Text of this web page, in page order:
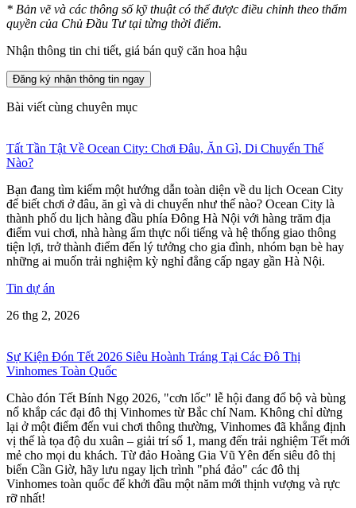
* Bản vẽ và các thông số kỹ thuật có thể được điều chỉnh theo thẩm
quyền của Chủ Đầu Tư tại từng thời điểm.
Nhận thông tin chi tiết, giá bán quỹ căn hoa hậu
Đăng ký nhận thông tin ngay
Bài viết cùng chuyên mục
Tất Tần Tật Về Ocean City: Chơi Đâu, Ăn Gì, Di Chuyển Thế
Nào?
Bạn đang tìm kiếm một hướng dẫn toàn diện về du lịch Ocean City
để biết chơi ở đâu, ăn gì và di chuyển như thế nào? Ocean City là
thành phố du lịch hàng đầu phía Đông Hà Nội với hàng trăm địa
điểm vui chơi, nhà hàng ẩm thực nổi tiếng và hệ thống giao thông
tiện lợi, trở thành điểm đến lý tưởng cho gia đình, nhóm bạn bè hay
những ai muốn trải nghiệm kỳ nghỉ đẳng cấp ngay gần Hà Nội.
Tin dự án
26 thg 2, 2026
Sự Kiện Đón Tết 2026 Siêu Hoành Tráng Tại Các Đô Thị
Vinhomes Toàn Quốc
Chào đón Tết Bính Ngọ 2026, "cơn lốc" lễ hội đang đổ bộ và bùng
nổ khắp các đại đô thị Vinhomes từ Bắc chí Nam. Không chỉ dừng
lại ở một điểm đến vui chơi thông thường, Vinhomes đã khẳng định
vị thế là tọa độ du xuân – giải trí số 1, mang đến trải nghiệm Tết mới
mẻ cho mọi du khách. Từ đảo Hoàng Gia Vũ Yên đến siêu đô thị
biển Cần Giờ, hãy lưu ngay lịch trình "phá đảo" các đô thị
Vinhomes toàn quốc để khởi đầu một năm mới thịnh vượng và rực
rỡ nhất!